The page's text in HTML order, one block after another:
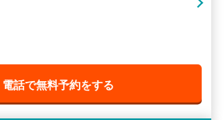
電話で無料予約をする